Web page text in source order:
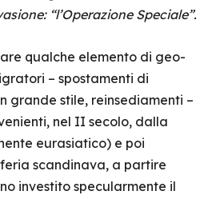
“l’Operazione Speciale”.
qualche elemento di geo-
– spostamenti di
grande stile, reinsediamenti –
nel II secolo, dalla
eurasiatico) e poi
scandinava, a partire
investito specularmente il